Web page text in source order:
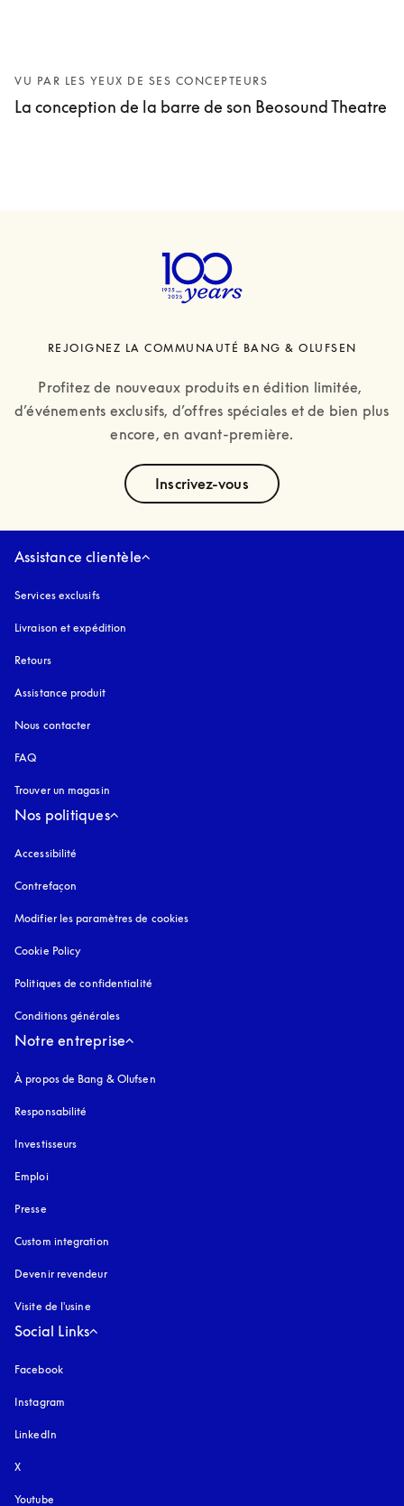
VU PAR LES YEUX DE SES CONCEPTEURS
La conception de la barre de son Beosound Theatre
REJOIGNEZ LA COMMUNAUTÉ BANG & OLUFSEN
Profitez de nouveaux produits en édition limitée,
d’événements exclusifs, d’offres spéciales et de bien plus
encore, en avant-première.
Inscrivez-vous
Assistance clientèle
Services exclusifs
Livraison et expédition
Retours
Assistance produit
Nous contacter
FAQ
Trouver un magasin
Nos politiques
Accessibilité
Contrefaçon
Modifier les paramètres de cookies
Cookie Policy
Politiques de confidentialité
Conditions générales
Notre entreprise
À propos de Bang & Olufsen
Responsabilité
Investisseurs
Emploi
Presse
Custom integration
Devenir revendeur
Visite de l'usine
Social Links
Facebook
Instagram
LinkedIn
X
Youtube